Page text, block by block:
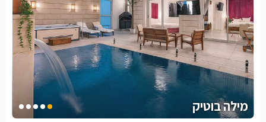
מילה בוטיק